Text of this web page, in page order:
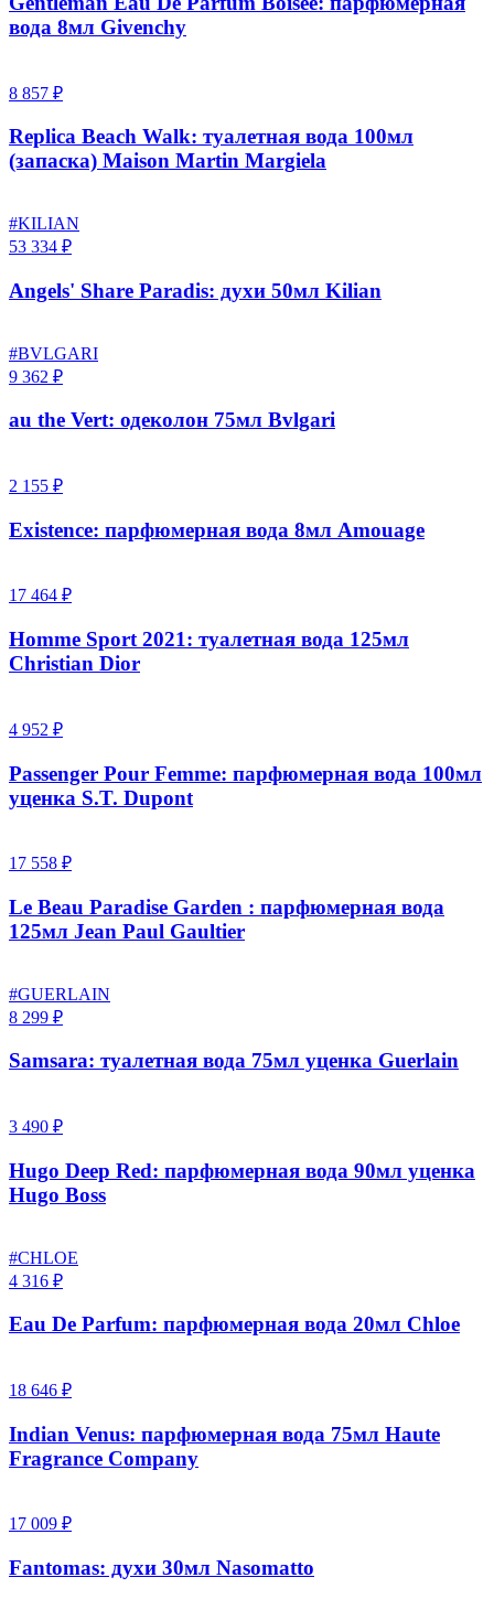
вода 8мл Givenchy
8 857 ₽
Replica Beach Walk: туалетная вода 100мл
(запаска) Maison Martin Margiela
#KILIAN
53 334 ₽
Angels' Share Paradis: духи 50мл Kilian
#BVLGARI
9 362 ₽
au the Vert: одеколон 75мл Bvlgari
2 155 ₽
Existence: парфюмерная вода 8мл Amouage
17 464 ₽
Homme Sport 2021: туалетная вода 125мл
Christian Dior
4 952 ₽
Passenger Pour Femme: парфюмерная вода 100мл
уценка S.T. Dupont
17 558 ₽
Le Beau Paradise Garden : парфюмерная вода
125мл Jean Paul Gaultier
#GUERLAIN
8 299 ₽
Samsara: туалетная вода 75мл уценка Guerlain
3 490 ₽
Hugo Deep Red: парфюмерная вода 90мл уценка
Hugo Boss
#CHLOE
4 316 ₽
Eau De Parfum: парфюмерная вода 20мл Chloe
18 646 ₽
Indian Venus: парфюмерная вода 75мл Haute
Fragrance Company
17 009 ₽
Fantomas: духи 30мл Nasomatto